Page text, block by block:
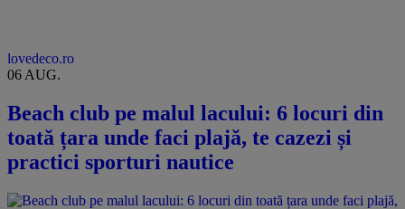
lovedeco.ro
06 AUG.
Beach club pe malul lacului: 6 locuri din
toată țara unde faci plajă, te cazezi și
practici sporturi nautice